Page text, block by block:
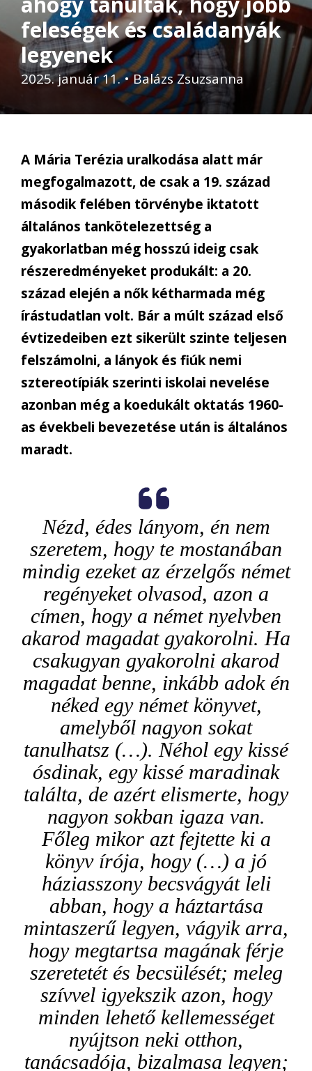
feleségek és családanyák
legyenek
2025. január 11.•Balázs Zsuzsanna
A Mária Terézia uralkodása alatt már
megfogalmazott, de csak a 19. század
második felében törvénybe iktatott
általános tankötelezettség a
gyakorlatban még hosszú ideig csak
részeredményeket produkált: a 20.
század elején a nők kétharmada még
írástudatlan volt. Bár a múlt század első
évtizedeiben ezt sikerült szinte teljesen
felszámolni, a lányok és fiúk nemi
sztereotípiák szerinti iskolai nevelése
azonban még a koedukált oktatás 1960-
as évekbeli bevezetése után is általános
maradt.
Nézd, édes lányom, én nem
szeretem, hogy te mostanában
mindig ezeket az érzelgős német
regényeket olvasod, azon a
címen, hogy a német nyelvben
akarod magadat gyakorolni. Ha
csakugyan gyakorolni akarod
magadat benne, inkább adok én
néked egy német könyvet,
amelyből nagyon sokat
tanulhatsz (…). Néhol egy kissé
ósdinak, egy kissé maradinak
találta, de azért elismerte, hogy
nagyon sokban igaza van.
Főleg mikor azt fejtette ki a
könyv írója, hogy (…) a jó
háziasszony becsvágyát leli
abban, hogy a háztartása
mintaszerű legyen, vágyik arra,
hogy megtartsa magának férje
szeretetét és becsülését; meleg
szívvel igyekszik azon, hogy
minden lehető kellemességet
nyújtson neki otthon,
tanácsadója, bizalmasa legyen;